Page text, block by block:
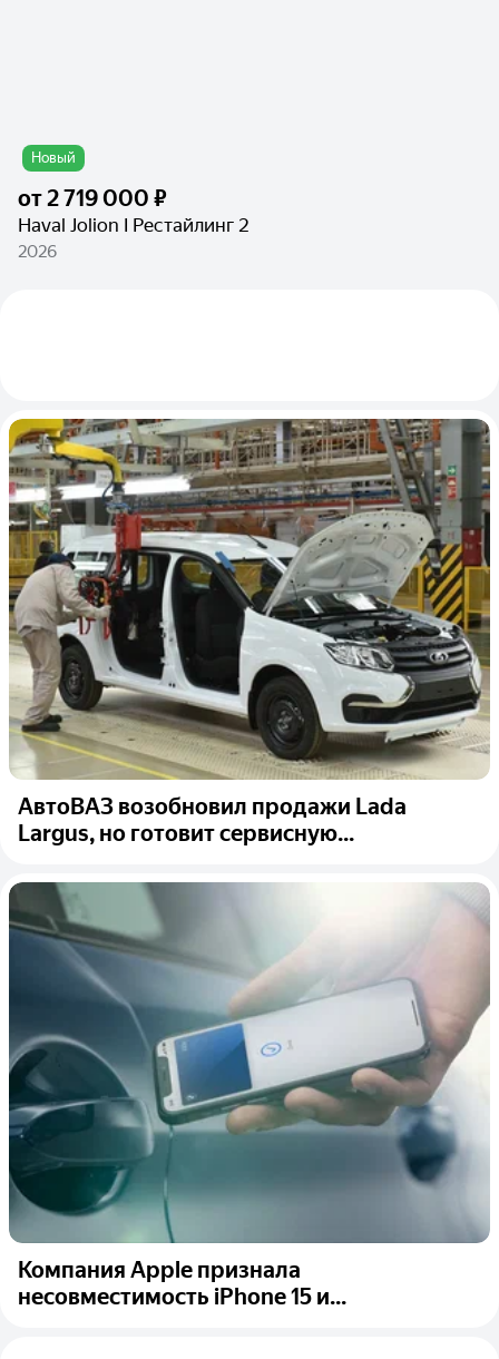
Новый
от2 719 000 ₽
Haval Jolion I Рестайлинг 2
2026
АвтоВАЗ возобновил продажи Lada
Largus, но готовит сервисную...
Компания Apple признала
несовместимость iPhone 15 и...